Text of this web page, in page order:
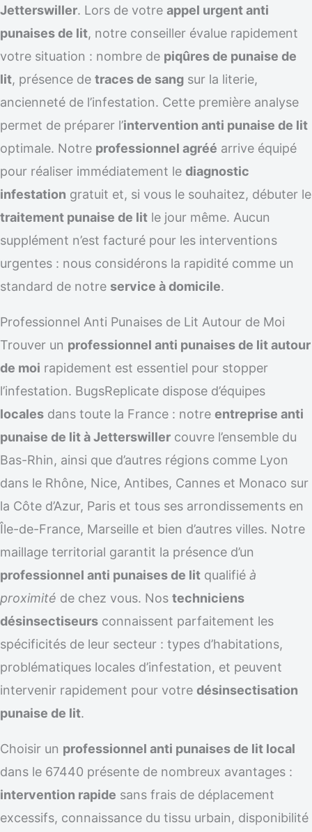
Jetterswiller. Lors de votre appel urgent anti
punaises de lit, notre conseiller évalue rapidement
votre situation : nombre de piqûres de punaise de
lit, présence de traces de sang sur la literie,
ancienneté de l’infestation. Cette première analyse
permet de préparer l’intervention anti punaise de lit
optimale. Notre professionnel agréé arrive équipé
pour réaliser immédiatement le diagnostic
infestation gratuit et, si vous le souhaitez, débuter le
traitement punaise de lit le jour même. Aucun
supplément n’est facturé pour les interventions
urgentes : nous considérons la rapidité comme un
standard de notre service à domicile.
Professionnel Anti Punaises de Lit Autour de Moi
Trouver un professionnel anti punaises de lit autour
de moi rapidement est essentiel pour stopper
l’infestation. BugsReplicate dispose d’équipes
locales dans toute la France : notre entreprise anti
punaise de lit à Jetterswiller couvre l’ensemble du
Bas-Rhin, ainsi que d’autres régions comme Lyon
dans le Rhône, Nice, Antibes, Cannes et Monaco sur
la Côte d’Azur, Paris et tous ses arrondissements en
Île-de-France, Marseille et bien d’autres villes. Notre
maillage territorial garantit la présence d’un
professionnel anti punaises de lit qualifié à
proximité de chez vous. Nos techniciens
désinsectiseurs connaissent parfaitement les
spécificités de leur secteur : types d’habitations,
problématiques locales d’infestation, et peuvent
intervenir rapidement pour votre désinsectisation
punaise de lit.
Choisir un professionnel anti punaises de lit local
dans le 67440 présente de nombreux avantages :
intervention rapide sans frais de déplacement
excessifs, connaissance du tissu urbain, disponibilité